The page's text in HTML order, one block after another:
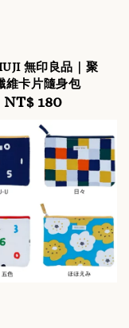
無印良品｜聚
維卡片隨身包
Regular
price
NT$ 180